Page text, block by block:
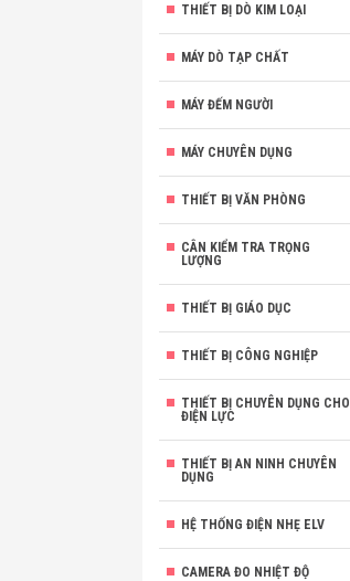
THIẾT BỊ DÒ KIM LOẠI
MÁY DÒ TẠP CHẤT
MÁY ĐẾM NGƯỜI
MÁY CHUYÊN DỤNG
THIẾT BỊ VĂN PHÒNG
CÂN KIỂM TRA TRỌNG
LƯỢNG
THIẾT BỊ GIÁO DỤC
THIẾT BỊ CÔNG NGHIỆP
THIẾT BỊ CHUYÊN DỤNG CHO
ĐIỆN LỰC
THIẾT BỊ AN NINH CHUYÊN
DỤNG
HỆ THỐNG ĐIỆN NHẸ ELV
CAMERA ĐO NHIỆT ĐỘ